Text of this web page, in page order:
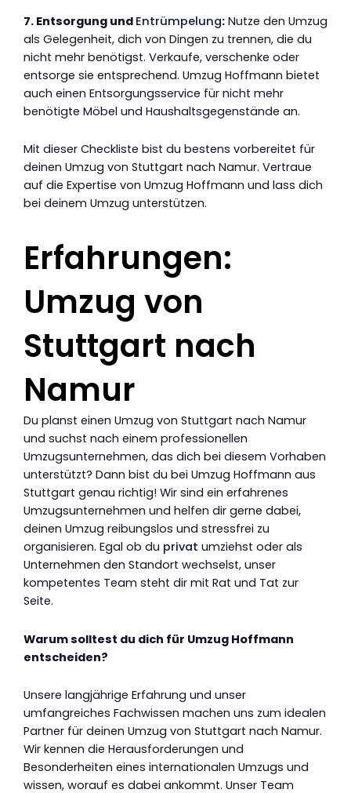
7. Entsorgung und Entrümpelung: Nutze den Umzug
als Gelegenheit, dich von Dingen zu trennen, die du
nicht mehr benötigst. Verkaufe, verschenke oder
entsorge sie entsprechend. Umzug Hoffmann bietet
auch einen Entsorgungsservice für nicht mehr
benötigte Möbel und Haushaltsgegenstände an.
Mit dieser Checkliste bist du bestens vorbereitet für
deinen Umzug von Stuttgart nach Namur. Vertraue
auf die Expertise von Umzug Hoffmann und lass dich
bei deinem Umzug unterstützen.
Erfahrungen:
Umzug von
Stuttgart nach
Namur
Du planst einen Umzug von Stuttgart nach Namur
und suchst nach einem professionellen
Umzugsunternehmen, das dich bei diesem Vorhaben
unterstützt? Dann bist du bei Umzug Hoffmann aus
Stuttgart genau richtig! Wir sind ein erfahrenes
Umzugsunternehmen und helfen dir gerne dabei,
deinen Umzug reibungslos und stressfrei zu
organisieren. Egal ob du privat umziehst oder als
Unternehmen den Standort wechselst, unser
kompetentes Team steht dir mit Rat und Tat zur
Seite.
Warum solltest du dich für Umzug Hoffmann
entscheiden?
Unsere langjährige Erfahrung und unser
umfangreiches Fachwissen machen uns zum idealen
Partner für deinen Umzug von Stuttgart nach Namur.
Wir kennen die Herausforderungen und
Besonderheiten eines internationalen Umzugs und
wissen, worauf es dabei ankommt. Unser Team